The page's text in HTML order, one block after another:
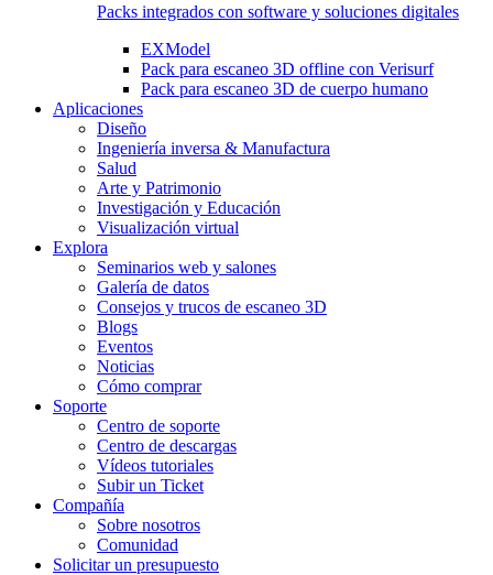
Packs integrados con software y soluciones digitales
EXModel
Pack para escaneo 3D offline con Verisurf
Pack para escaneo 3D de cuerpo humano
Aplicaciones
Diseño
Ingeniería inversa & Manufactura
Salud
Arte y Patrimonio
Investigación y Educación
Visualización virtual
Explora
Seminarios web y salones
Galería de datos
Consejos y trucos de escaneo 3D
Blogs
Eventos
Noticias
Cómo comprar
Soporte
Centro de soporte
Centro de descargas
Vídeos tutoriales
Subir un Ticket
Compañía
Sobre nosotros
Comunidad
Solicitar un presupuesto